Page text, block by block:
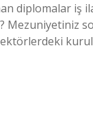
diplomalar iş
Mezuniyetiniz